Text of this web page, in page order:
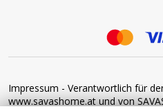
Impressum - Verantwortlich für
www.savashome.at und von